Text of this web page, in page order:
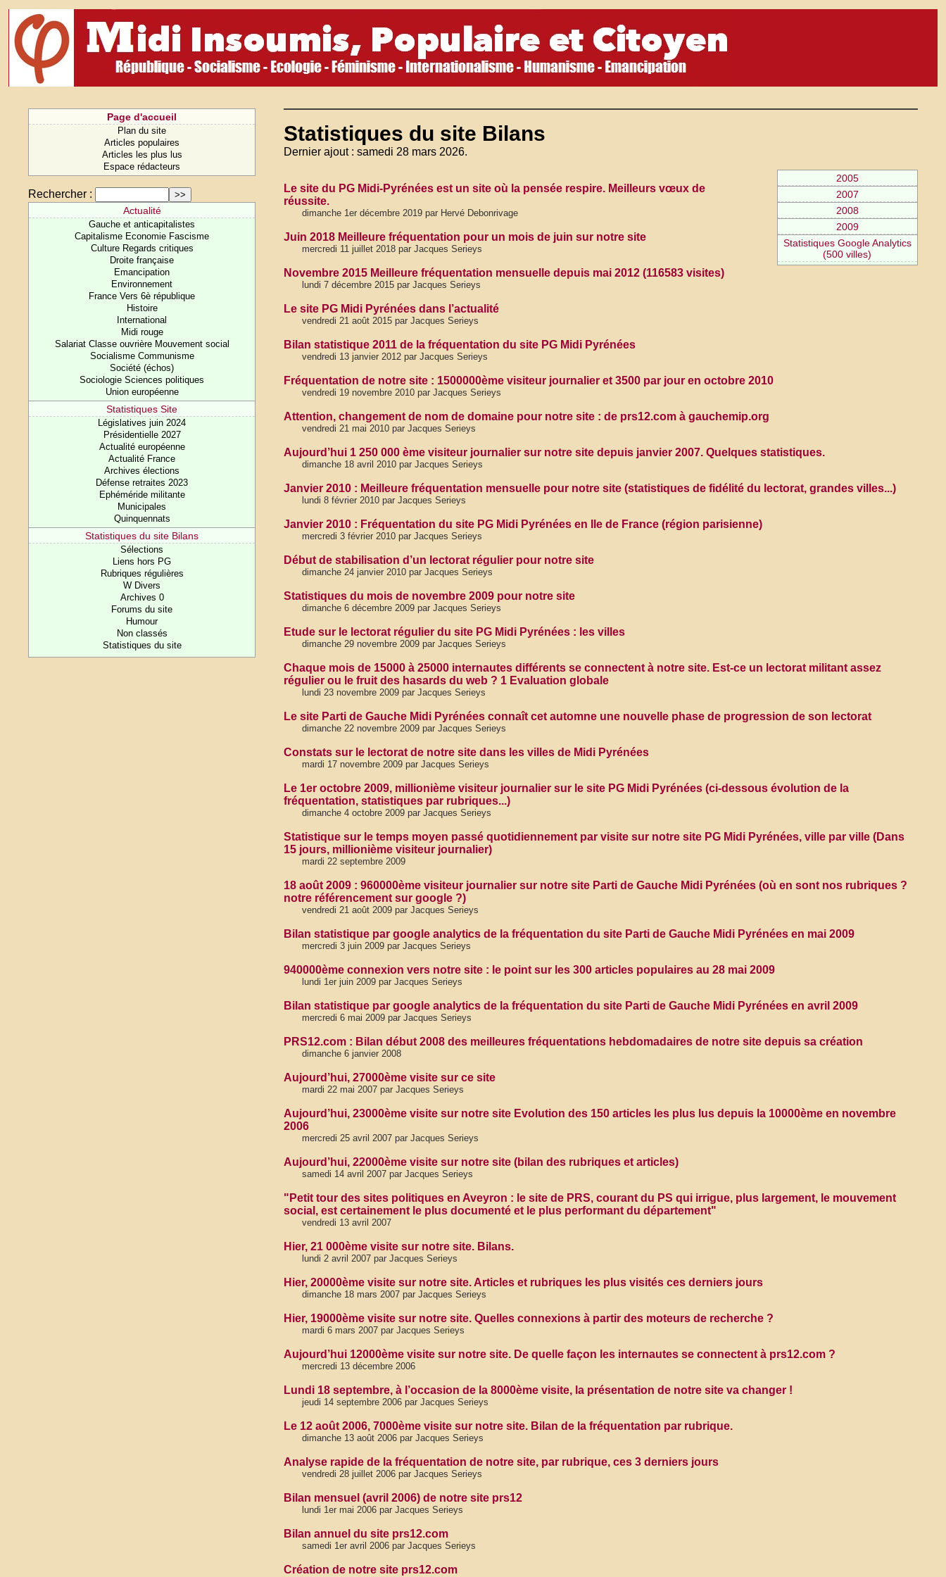
Page d'accueil
Plan du site
Articles populaires
Articles les plus lus
Espace rédacteurs
Rechercher :
Actualité
Gauche et anticapitalistes
Capitalisme Economie Fascisme
Culture Regards critiques
Droite française
Emancipation
Environnement
France Vers 6è république
Histoire
International
Midi rouge
Salariat Classe ouvrière Mouvement social
Socialisme Communisme
Société (échos)
Sociologie Sciences politiques
Union européenne
Statistiques Site
Législatives juin 2024
Présidentielle 2027
Actualité européenne
Actualité France
Archives élections
Défense retraites 2023
Ephéméride militante
Municipales
Quinquennats
Statistiques du site Bilans
Sélections
Liens hors PG
Rubriques régulières
W Divers
Archives 0
Forums du site
Humour
Non classés
Statistiques du site
Statistiques du site Bilans
Dernier ajout : samedi 28 mars 2026.
2005
2007
2008
2009
Statistiques Google Analytics
(500 villes)
Le site du PG Midi-Pyrénées est un site où la pensée respire. Meilleurs vœux de
réussite.
dimanche 1er décembre 2019 par Hervé Debonrivage
Juin 2018 Meilleure fréquentation pour un mois de juin sur notre site
mercredi 11 juillet 2018 par Jacques Serieys
Novembre 2015 Meilleure fréquentation mensuelle depuis mai 2012 (116583 visites)
lundi 7 décembre 2015 par Jacques Serieys
Le site PG Midi Pyrénées dans l’actualité
vendredi 21 août 2015 par Jacques Serieys
Bilan statistique 2011 de la fréquentation du site PG Midi Pyrénées
vendredi 13 janvier 2012 par Jacques Serieys
Fréquentation de notre site : 1500000ème visiteur journalier et 3500 par jour en octobre 2010
vendredi 19 novembre 2010 par Jacques Serieys
Attention, changement de nom de domaine pour notre site : de prs12.com à gauchemip.org
vendredi 21 mai 2010 par Jacques Serieys
Aujourd’hui 1 250 000 ème visiteur journalier sur notre site depuis janvier 2007. Quelques statistiques.
dimanche 18 avril 2010 par Jacques Serieys
Janvier 2010 : Meilleure fréquentation mensuelle pour notre site (statistiques de fidélité du lectorat, grandes villes...)
lundi 8 février 2010 par Jacques Serieys
Janvier 2010 : Fréquentation du site PG Midi Pyrénées en Ile de France (région parisienne)
mercredi 3 février 2010 par Jacques Serieys
Début de stabilisation d’un lectorat régulier pour notre site
dimanche 24 janvier 2010 par Jacques Serieys
Statistiques du mois de novembre 2009 pour notre site
dimanche 6 décembre 2009 par Jacques Serieys
Etude sur le lectorat régulier du site PG Midi Pyrénées : les villes
dimanche 29 novembre 2009 par Jacques Serieys
Chaque mois de 15000 à 25000 internautes différents se connectent à notre site. Est-ce un lectorat militant assez
régulier ou le fruit des hasards du web ? 1 Evaluation globale
lundi 23 novembre 2009 par Jacques Serieys
Le site Parti de Gauche Midi Pyrénées connaît cet automne une nouvelle phase de progression de son lectorat
dimanche 22 novembre 2009 par Jacques Serieys
Constats sur le lectorat de notre site dans les villes de Midi Pyrénées
mardi 17 novembre 2009 par Jacques Serieys
Le 1er octobre 2009, millionième visiteur journalier sur le site PG Midi Pyrénées (ci-dessous évolution de la
fréquentation, statistiques par rubriques...)
dimanche 4 octobre 2009 par Jacques Serieys
Statistique sur le temps moyen passé quotidiennement par visite sur notre site PG Midi Pyrénées, ville par ville (Dans
15 jours, millionième visiteur journalier)
mardi 22 septembre 2009
18 août 2009 : 960000ème visiteur journalier sur notre site Parti de Gauche Midi Pyrénées (où en sont nos rubriques ?
notre référencement sur google ?)
vendredi 21 août 2009 par Jacques Serieys
Bilan statistique par google analytics de la fréquentation du site Parti de Gauche Midi Pyrénées en mai 2009
mercredi 3 juin 2009 par Jacques Serieys
940000ème connexion vers notre site : le point sur les 300 articles populaires au 28 mai 2009
lundi 1er juin 2009 par Jacques Serieys
Bilan statistique par google analytics de la fréquentation du site Parti de Gauche Midi Pyrénées en avril 2009
mercredi 6 mai 2009 par Jacques Serieys
PRS12.com : Bilan début 2008 des meilleures fréquentations hebdomadaires de notre site depuis sa création
dimanche 6 janvier 2008
Aujourd’hui, 27000ème visite sur ce site
mardi 22 mai 2007 par Jacques Serieys
Aujourd’hui, 23000ème visite sur notre site Evolution des 150 articles les plus lus depuis la 10000ème en novembre
2006
mercredi 25 avril 2007 par Jacques Serieys
Aujourd’hui, 22000ème visite sur notre site (bilan des rubriques et articles)
samedi 14 avril 2007 par Jacques Serieys
"Petit tour des sites politiques en Aveyron : le site de PRS, courant du PS qui irrigue, plus largement, le mouvement
social, est certainement le plus documenté et le plus performant du département"
vendredi 13 avril 2007
Hier, 21 000ème visite sur notre site. Bilans.
lundi 2 avril 2007 par Jacques Serieys
Hier, 20000ème visite sur notre site. Articles et rubriques les plus visités ces derniers jours
dimanche 18 mars 2007 par Jacques Serieys
Hier, 19000ème visite sur notre site. Quelles connexions à partir des moteurs de recherche ?
mardi 6 mars 2007 par Jacques Serieys
Aujourd’hui 12000ème visite sur notre site. De quelle façon les internautes se connectent à prs12.com ?
mercredi 13 décembre 2006
Lundi 18 septembre, à l’occasion de la 8000ème visite, la présentation de notre site va changer !
jeudi 14 septembre 2006 par Jacques Serieys
Le 12 août 2006, 7000ème visite sur notre site. Bilan de la fréquentation par rubrique.
dimanche 13 août 2006 par Jacques Serieys
Analyse rapide de la fréquentation de notre site, par rubrique, ces 3 derniers jours
vendredi 28 juillet 2006 par Jacques Serieys
Bilan mensuel (avril 2006) de notre site prs12
lundi 1er mai 2006 par Jacques Serieys
Bilan annuel du site prs12.com
samedi 1er avril 2006 par Jacques Serieys
Création de notre site prs12.com